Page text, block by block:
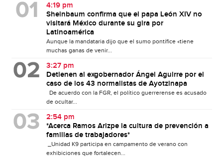
4:19 pm
Sheinbaum confirma que el papa León XIV no
visitará México durante su gira por
Latinoamérica
Aunque la mandataria dijo que el sumo pontífice «tiene
muchas ganas de venir...
3:27 pm
Detienen al exgobernador Ángel Aguirre por el
caso de los 43 normalistas de Ayotzinapa
De acuerdo con la FGR, el político guerrerense es acusado
de ocultar...
2:54 pm
*Acerca Ramos Arizpe la cultura de prevención a
familias de trabajadores*
_Unidad K9 participa en campamento de verano con
exhibiciones que fortalecen...